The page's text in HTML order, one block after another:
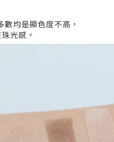
均是顯色度不高，
光感。